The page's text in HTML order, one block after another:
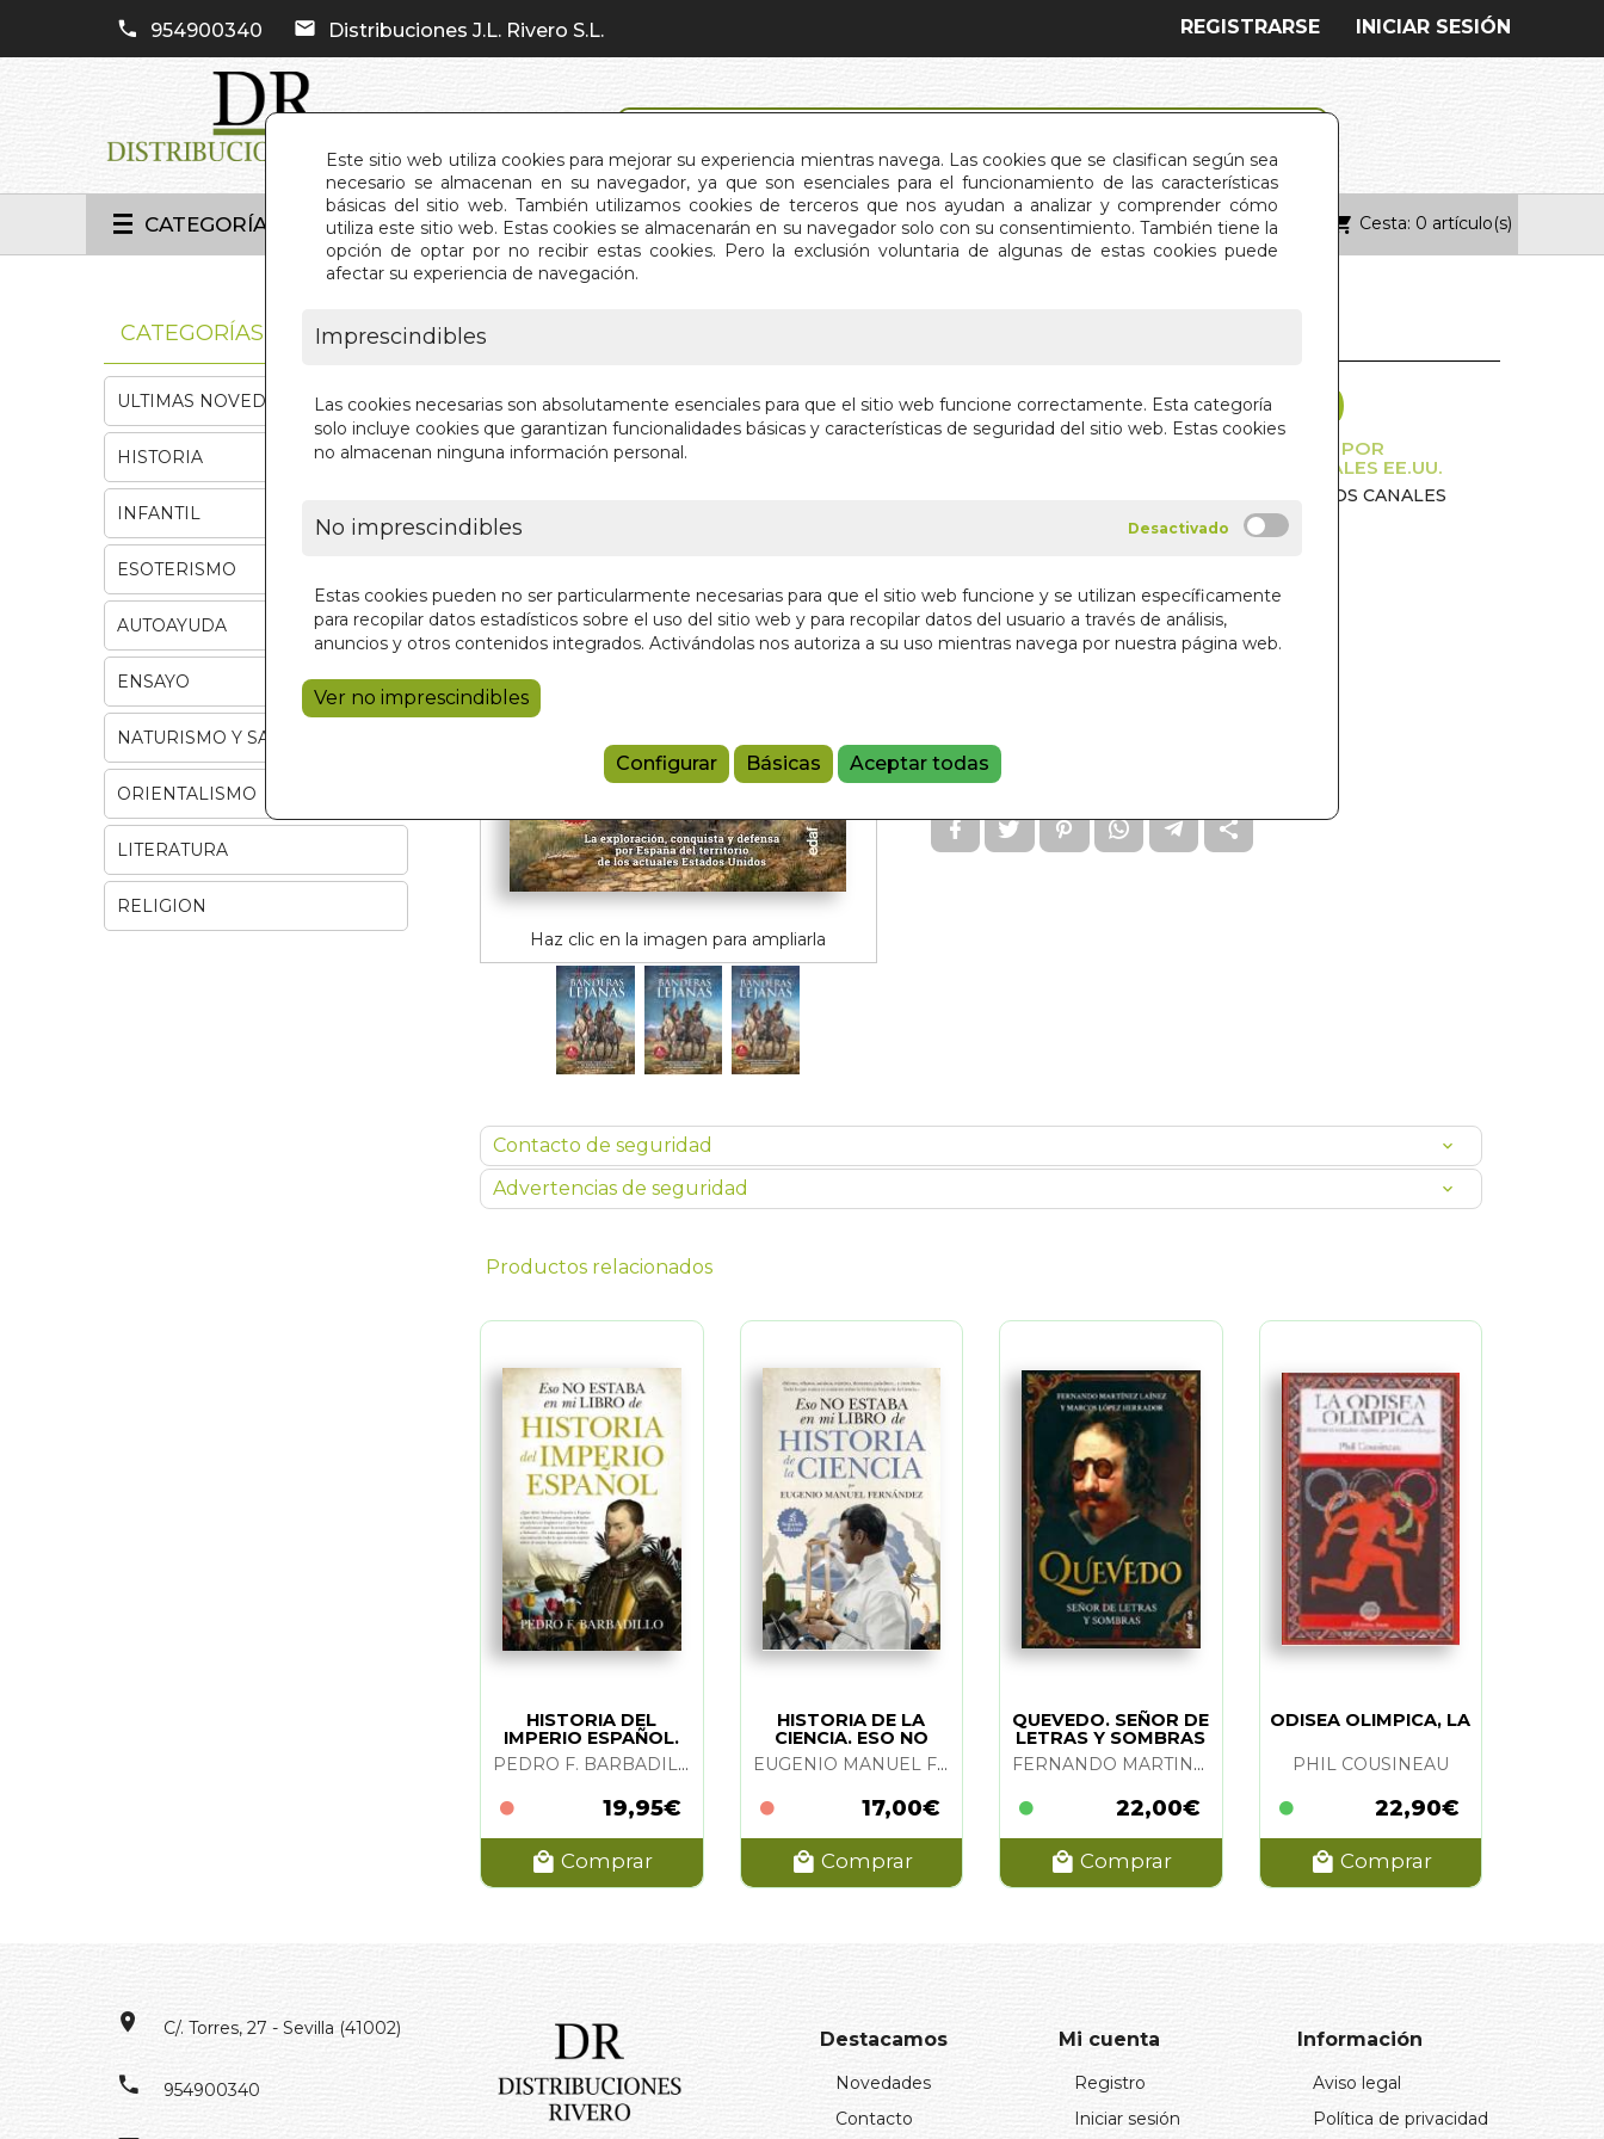
Este sitio web utiliza cookies para mejorar su experiencia mientras navega. Las cookies que se clasifican según sea
necesario se almacenan en su navegador, ya que son esenciales para el funcionamiento de las características
básicas del sitio web. También utilizamos cookies de terceros que nos ayudan a analizar y comprender cómo
utiliza este sitio web. Estas cookies se almacenarán en su navegador solo con su consentimiento. También tiene la
opción de optar por no recibir estas cookies. Pero la exclusión voluntaria de algunas de estas cookies puede
afectar su experiencia de navegación.
Imprescindibles
Las cookies necesarias son absolutamente esenciales para que el sitio web funcione correctamente. Esta categoría
solo incluye cookies que garantizan funcionalidades básicas y características de seguridad del sitio web. Estas cookies
no almacenan ninguna información personal.
No imprescindibles
Estas cookies pueden no ser particularmente necesarias para que el sitio web funcione y se utilizan específicamente
para recopilar datos estadísticos sobre el uso del sitio web y para recopilar datos del usuario a través de análisis,
anuncios y otros contenidos integrados. Activándolas nos autoriza a su uso mientras navega por nuestra página web.
Ver no imprescindibles
Configurar Básicas Aceptar todas
954900340 Distribuciones J.L. Rivero S.L. INICIAR SESIÓN
REGISTRARSE
CATEGORÍAS INICIO QUIÉNES SOMOS CONTACTO Cesta: 0 artículo(s)
Haz clic en la imagen para ampliarla
BANDERAS LEJANAS (N/E)
LA EXPLORACION,CONQUISTA Y DEFENSA POR
ESPAÑA DEL TERRIOTORIO DE LOS ACTUALES EE.UU.
FERNANDO MARTINEZ LAINEZ Y CARLOS CANALES
EDITORIAL EDAF S.A.
32,00 €
9788441442672
Referencia:
Contacto de seguridad
Advertencias de seguridad
Productos relacionados
HISTORIA DEL
IMPERIO ESPAÑOL.
ESO NO ESTABA... PEDRO F. BARBADILLO
19,95€
Comprar
HISTORIA DE LA
CIENCIA. ESO NO
ESTABA...
EUGENIO MANUEL FERNANDEZ
17,00€
Comprar
QUEVEDO. SEÑOR DE
LETRAS Y SOMBRAS
FERNANDO MARTINES LAINEZ Y MARCOS LOPEZ HERRADOR
22,00€
Comprar
ODISEA OLIMPICA, LA
PHIL COUSINEAU
22,90€
Comprar
CATEGORÍAS
ULTIMAS NOVEDADES
HISTORIA
INFANTIL
ESOTERISMO
AUTOAYUDA
ENSAYO
NATURISMO Y SALUD
ORIENTALISMO
LITERATURA
RELIGION
C/. Torres, 27 - Sevilla (41002)
954900340
Destacamos
Novedades
Contacto
Mi cuenta
Registro
Iniciar sesión
Información
Aviso legal
Política de privacidad